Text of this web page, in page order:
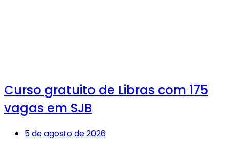
Curso gratuito de Libras com 175
vagas em SJB
5 de agosto de 2026